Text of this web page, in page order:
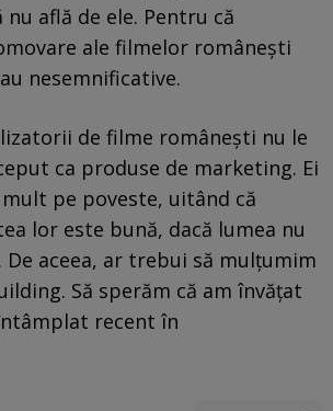
află de ele. Pentru că
ale filmelor românești
nesemnificative.
de filme românești nu le
ca produse de marketing. Ei
mult pe poveste, uitând că
lor este bună, dacă lumea nu
De aceea, ar trebui să mulțumim
Să sperăm că am învățat
recent în